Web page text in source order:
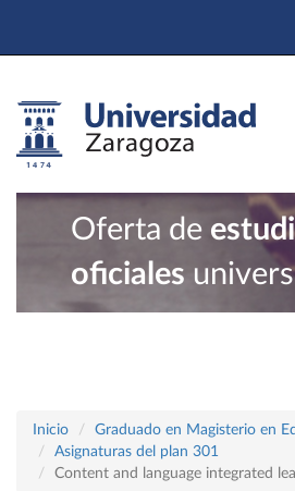
Oferta de
oficiales
Inicio
Graduado en Magisterio en
Asignaturas del plan 301
Content and language integrated